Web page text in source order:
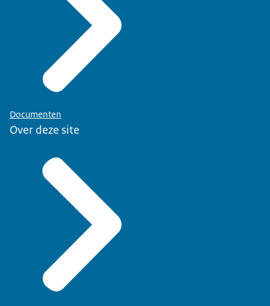
Documenten
Over deze site